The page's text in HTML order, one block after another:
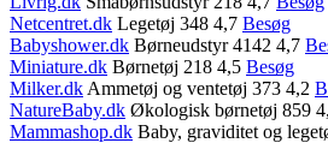
Netcentret.dk Legetøj 348 4,7 Besøg
Babyshower.dk Børneudstyr 4142 4,7
Miniature.dk Børnetøj 218 4,5 Besøg
Milker.dk Ammetøj og ventetøj 373 4,2
NatureBaby.dk Økologisk børnetøj 859
Mammashop.dk Baby, graviditet og